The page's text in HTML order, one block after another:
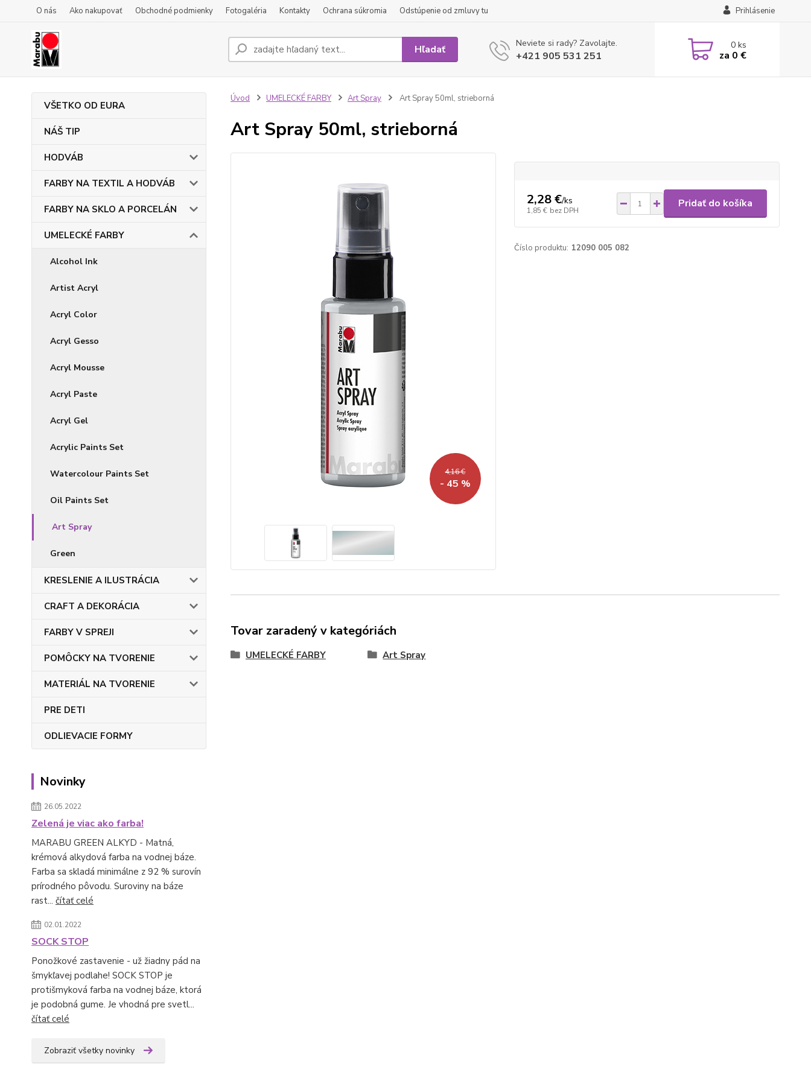
O nás Ako nakupovať Obchodné podmienky Fotogaléria Kontakty Ochrana súkromia Odstúpenie od zmluvy tu Prihlásenie
Hľadať Neviete si rady? Zavolajte.
+421 905 531 251
0ks
za 0 €
VŠETKO OD EURA
NÁŠ TIP
HODVÁB
FARBY NA TEXTIL A HODVÁB
FARBY NA SKLO A PORCELÁN
UMELECKÉ FARBY
Alcohol Ink
Artist Acryl
Acryl Color
Acryl Gesso
Acryl Mousse
Acryl Paste
Acryl Gel
Acrylic Paints Set
Watercolour Paints Set
Oil Paints Set
Art Spray
Green
KRESLENIE A ILUSTRÁCIA
CRAFT A DEKORÁCIA
FARBY V SPREJI
POMÔCKY NA TVORENIE
MATERIÁL NA TVORENIE
PRE DETI
ODLIEVACIE FORMY
Novinky
26.05.2022
Zelená je viac ako farba!
MARABU GREEN ALKYD - Matná,
krémová alkydová farba na vodnej báze.
Farba sa skladá minimálne z 92 % surovín
prírodného pôvodu. Suroviny na báze
rast... čítať celé
02.01.2022
SOCK STOP
Ponožkové zastavenie - už žiadny pád na
šmykľavej podlahe! SOCK STOP je
protišmyková farba na vodnej báze, ktorá
je podobná gume. Je vhodná pre svetl...
čítať celé
Zobraziť všetky novinky
Úvod UMELECKÉ FARBY Art Spray Art Spray 50ml, strieborná
Art Spray 50ml, strieborná
4,16 €
- 45 %
2,28 €/ks
1,85 € bez DPH
Pridať do košíka
Číslo produktu: 12090 005 082
Tovar zaradený v kategóriách
UMELECKÉ FARBY Art Spray